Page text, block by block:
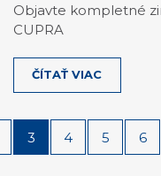
Objavte kompletné
CUPRA
ČÍTAŤ VIAC
3 4 5 6